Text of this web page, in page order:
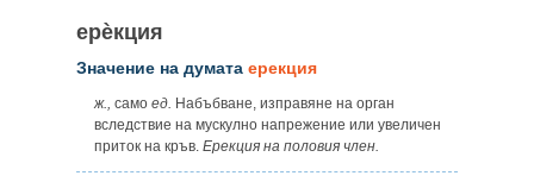
ерѐкция
Значение на думата ерекция
ж., само ед. Набъбване, изправяне на орган
вследствие на мускулно напрежение или увеличен
приток на кръв. Ерекция на половия член.